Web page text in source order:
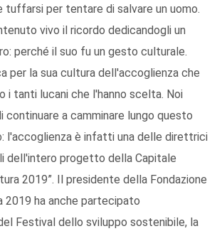
per tentare di salvare un uomo.
vivo il ricordo dedicandogli un
perché il suo fu un gesto culturale.
per la sua cultura dell'accoglienza che
i tanti lucani che l'hanno scelta. Noi
continuare a camminare lungo questo
l'accoglienza è infatti una delle direttrici
dell'intero progetto della Capitale
2019”. Il presidente della Fondazione
2019 ha anche partecipato
Festival dello sviluppo sostenibile, la